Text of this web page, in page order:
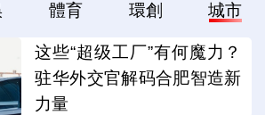
體育 環創 城市
这些“超级工厂”有何魔力？
驻华外交官解码合肥智造新
力量